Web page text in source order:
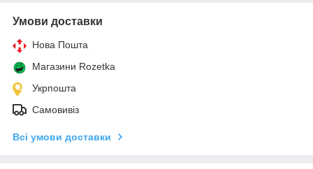
Умови доставки
Нова Пошта
Магазини Rozetka
Укрпошта
Самовивіз
Всі умови доставки